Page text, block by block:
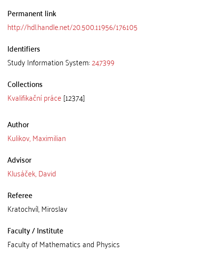
Permanent link
http://hdl.handle.net/20.500.11956/176105
Identifiers
Study Information System:247399
Collections
Kvalifikační práce [12374]
Author
Kulikov, Maximilian
Advisor
Klusáček, David
Referee
Kratochvíl, Miroslav
Faculty / Institute
Faculty of Mathematics and Physics